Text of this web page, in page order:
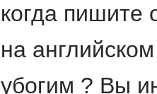
когда пишите
на
убогим ? Вы